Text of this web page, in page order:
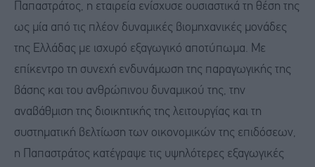
Παπαστράτος, η εταιρεία ενίσχυσε ουσιαστικά τη θέση της
ως μία από τις πλέον δυναμικές βιομηχανικές μονάδες
της Ελλάδας με ισχυρό εξαγωγικό αποτύπωμα. Με
επίκεντρο τη συνεχή ενδυνάμωση της παραγωγικής της
βάσης και του ανθρώπινου δυναμικού της, την
αναβάθμιση της διοικητικής της λειτουργίας και τη
συστηματική βελτίωση των οικονομικών της επιδόσεων,
η Παπαστράτος κατέγραψε τις υψηλότερες εξαγωγικές